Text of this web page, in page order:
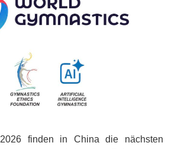
finden in China die nächsten